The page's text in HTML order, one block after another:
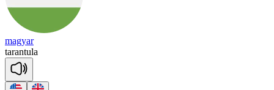
magyar
tarantula